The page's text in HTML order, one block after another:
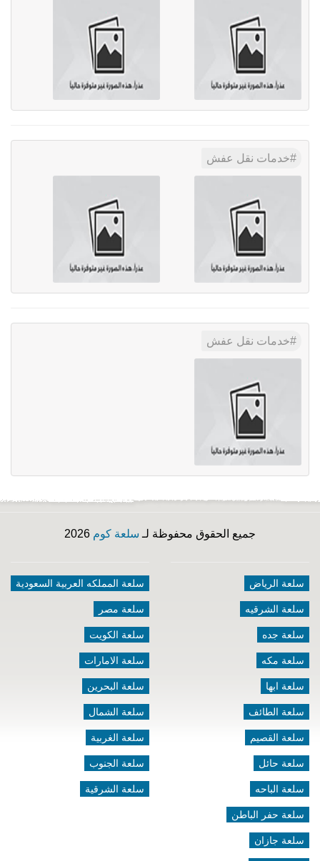
خدمات نقل عفش
خدمات نقل عفش
جميع الحقوق محفوظة لـ سلعة كوم
سلعة الرياض
سلعة الشرقيه
سلعة جده
سلعة مكه
سلعة ابها
سلعة الطائف
سلعة القصيم
سلعة حائل
سلعة الباحه
سلعة حفر الباطن
سلعة جازان
سلعة المملكه العربية السعودية
سلعة مصر
سلعة الكويت
سلعة الامارات
سلعة البحرين
سلعة الشمال
سلعة الغربية
سلعة الجنوب
سلعة الشرقية